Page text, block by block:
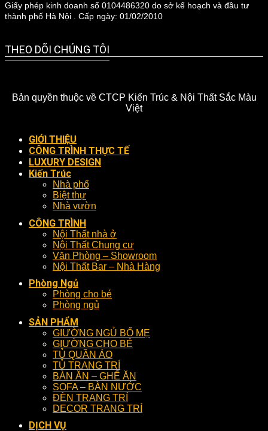
Giấy phép kinh doanh số 0104486320 do sở kế hoạch và đầu tư
thành phố Hà Nội . Cấp ngày: 01/02/2010
THEO DÕI CHÚNG TÔI
Bản quyền thuộc về CTCP Kiến Trúc & Nội Thất Sắc Màu
Việt
GIỚI THIỆU
CÔNG TRÌNH THỰC TẾ
LUXURY DESIGN
Kiến Trúc
Nhà phố
Biệt thự
Nhà vườn
CÔNG TRÌNH
Nội Thất nhà ở
Nội Thất Chung cư
Văn Phòng – Showroom
Nội Thất Bar – Nhà Hàng
Phòng Ngủ
Phòng cho bé
Phòng ngủ
SẢN PHẨM
GIƯỜNG NGỦ BỐ MẸ
GIƯỜNG CHO BÉ
TỦ QUẦN ÁO
TỦ TRANG TRÍ
BÀN ĂN – GHẾ ĂN
SOFA – BÀN NƯỚC
ĐÈN TRANG TRÍ
DECOR TRANG TRÍ
DỊCH VỤ